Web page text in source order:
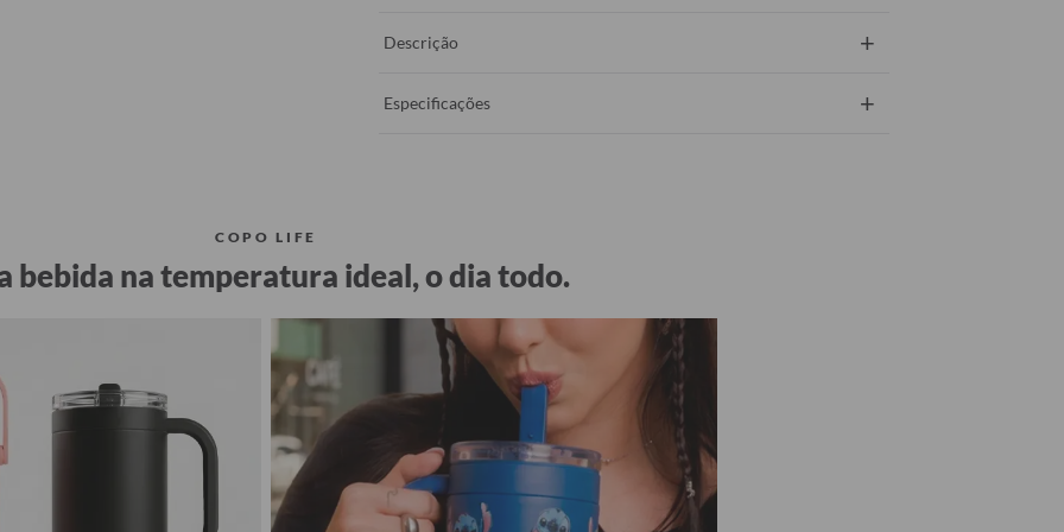
Descrição +
Especificações +
COPO LIFE
bebida na temperatura ideal, o dia todo.